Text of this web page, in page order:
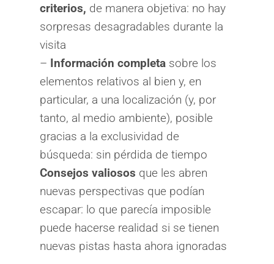
criterios, de manera objetiva: no hay
sorpresas desagradables durante la
visita
– Información completasobre los
elementos relativos al bien y, en
particular, a una localización (y, por
tanto, al medio ambiente), posible
gracias a la exclusividad de
búsqueda: sin pérdida de tiempo
Consejos valiosos que les abren
nuevas perspectivas que podían
escapar: lo que parecía imposible
puede hacerse realidad si se tienen
nuevas pistas hasta ahora ignoradas